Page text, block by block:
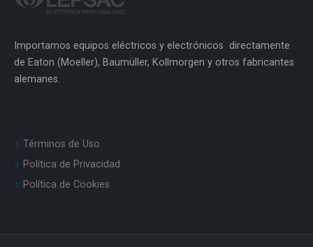
Importamos equipos eléctricos y electrónicos directamente
de Eaton (Moeller), Baumüller, Kollmorgen y otros fabricantes
alemanes.
Términos de Uso
Política de Privacidad
Política de Cookies